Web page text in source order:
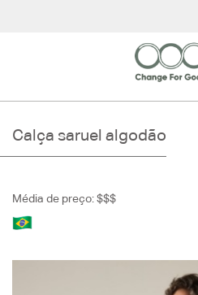
Calça saruel algodão
Média de preço: $$$